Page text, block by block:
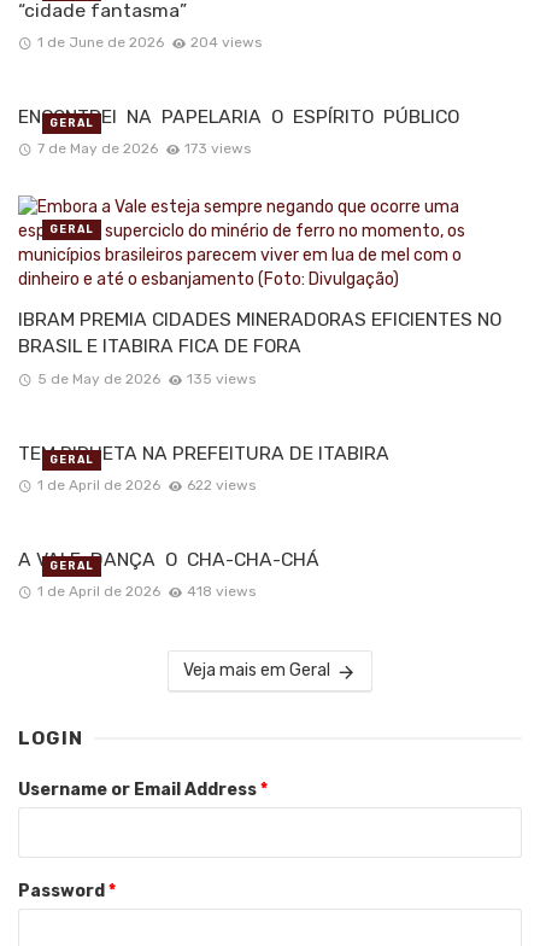
“cidade fantasma”
1 de June de 2026 204 views
ENCONTREI NA PAPELARIA O ESPÍRITO PÚBLICO
7 de May de 2026 173 views
GERAL
IBRAM PREMIA CIDADES MINERADORAS EFICIENTES NO
BRASIL E ITABIRA FICA DE FORA
5 de May de 2026 135 views
GERAL
TEM PIRUETA NA PREFEITURA DE ITABIRA
1 de April de 2026 622 views
GERAL
A VALE DANÇA O CHA-CHA-CHÁ
1 de April de 2026 418 views
GERAL
Veja mais em Geral
LOGIN
Username or Email Address*
Password *